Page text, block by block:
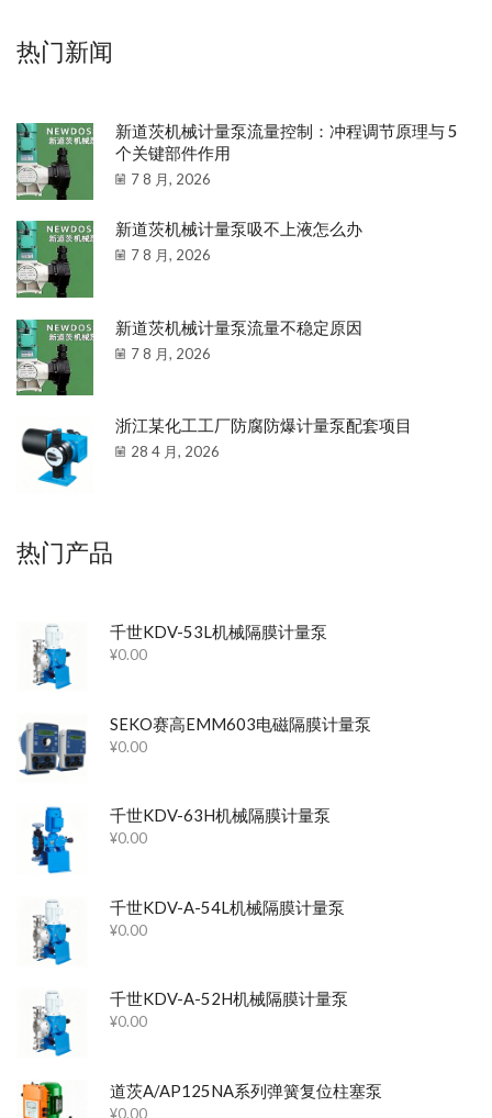
热门新闻
新道茨机械计量泵流量控制：冲程调节原理与 5
个关键部件作用
7 8 月, 2026
新道茨机械计量泵吸不上液怎么办
7 8 月, 2026
新道茨机械计量泵流量不稳定原因
7 8 月, 2026
浙江某化工工厂防腐防爆计量泵配套项目
28 4 月, 2026
热门产品
千世KDV-53L机械隔膜计量泵
¥0.00
SEKO赛高EMM603电磁隔膜计量泵
¥0.00
千世KDV-63H机械隔膜计量泵
¥0.00
千世KDV-A-54L机械隔膜计量泵
¥0.00
千世KDV-A-52H机械隔膜计量泵
¥0.00
道茨A/AP125NA系列弹簧复位柱塞泵
¥0.00